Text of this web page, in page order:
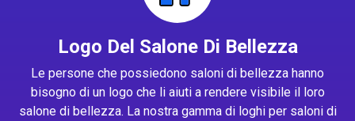
Logo Del Salone Di Bellezza
Le persone che possiedono saloni di bellezza hanno
bisogno di un logo che li aiuti a rendere visibile il loro
salone di bellezza. La nostra gamma di loghi per saloni di